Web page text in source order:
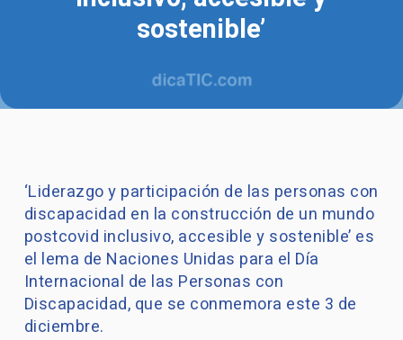
sostenible’
‘Liderazgo y participación de las personas con
discapacidad en la construcción de un mundo
postcovid inclusivo, accesible y sostenible’ es
el lema de Naciones Unidas para el Día
Internacional de las Personas con
Discapacidad, que se conmemora este 3 de
diciembre.